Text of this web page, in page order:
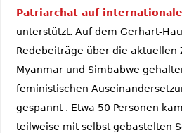
Patriarchat auf
unterstützt. Auf dem Gerhart-
Redebeiträge über die aktuellen
Myanmar und Simbabwe
feministischen
gespannt . Etwa 50 Personen
teilweise mit selbst gebastelten